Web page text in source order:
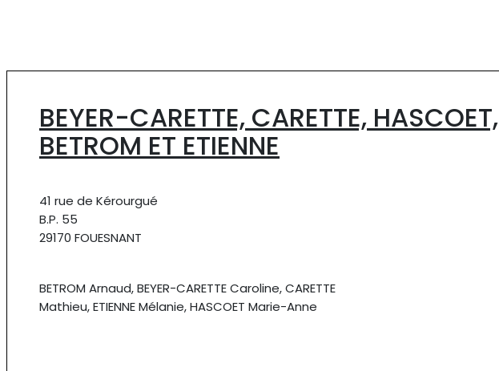
BEYER-CARETTE, CARETTE, HASCOET,
BETROM ET ETIENNE
41 rue de Kérourgué
B.P. 55
29170 FOUESNANT
BETROM Arnaud, BEYER-CARETTE Caroline, CARETTE
Mathieu, ETIENNE Mélanie, HASCOET Marie-Anne